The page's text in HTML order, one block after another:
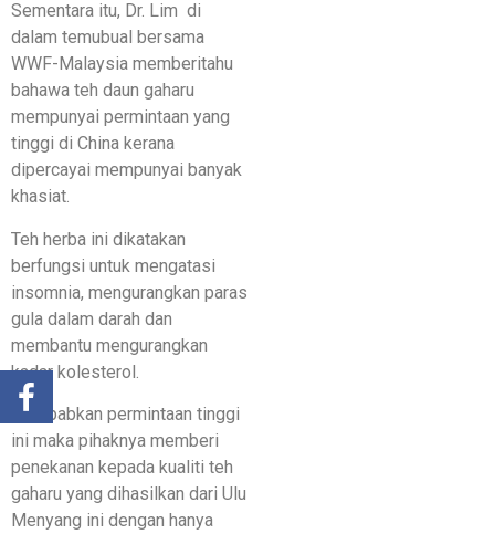
Sementara itu, Dr. Lim di
dalam temubual bersama
WWF-Malaysia memberitahu
bahawa teh daun gaharu
mempunyai permintaan yang
tinggi di China kerana
dipercayai mempunyai banyak
khasiat.
Teh herba ini dikatakan
berfungsi untuk mengatasi
insomnia, mengurangkan paras
gula dalam darah dan
membantu mengurangkan
kadar kolesterol.
Disebabkan permintaan tinggi
ini maka pihaknya memberi
penekanan kepada kualiti teh
gaharu yang dihasilkan dari Ulu
Menyang ini dengan hanya